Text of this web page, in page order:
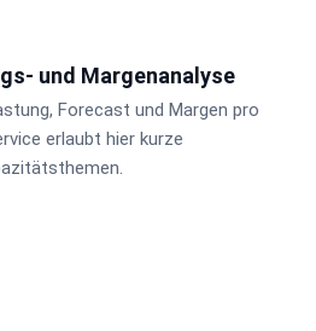
und Margenanalyse
Forecast und Margen pro
erlaubt hier kurze